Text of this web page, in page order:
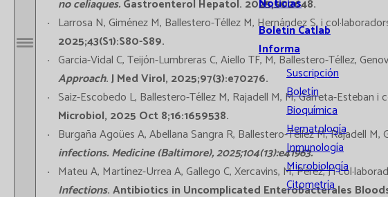
Abrir / Cerrar menú
Noticias
Boletín Catlab
Informa
Suscripción
Boletín
Bioquímica
Hematología
Inmunología
Microbiología
Citometría
no celíaques.Gastroenterol Hepatol. 2025;502648.
Larrosa N, Giménez M, Ballestero-Téllez M, Hernández S, i
2025;43(S1):S80-S89.
Garcia-Vidal C, Teijón-Lumbreras C, Aiello TF, M, Ballestero-Téllez,
Approach. J Med Virol, 2025;97(3):e70276.
Saiz-Escobedo L, Ballestero-Téllez M, Rajadell M, M, Garreta-Esteban i
Microbiol, 2025 Oct 8;16:1659538.
Burgaña Agoües A, Abellana Sangra R, Ballestero-Téllez M, Rajadell M,
infections.Medicine (Baltimore), 2025;104(13):e41963.
Mateu A, Martínez-Urrea A, Gallego C, Xercavins, M, Pérez, J i
Infections. Antibiotics in Uncomplicated Enterobacterales